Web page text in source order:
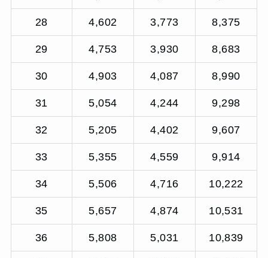
28 4,602 3,773 8,375
29 4,753 3,930 8,683
30 4,903 4,087 8,990
31 5,054 4,244 9,298
32 5,205 4,402 9,607
33 5,355 4,559 9,914
34 5,506 4,716 10,222
35 5,657 4,874 10,531
36 5,808 5,031 10,839